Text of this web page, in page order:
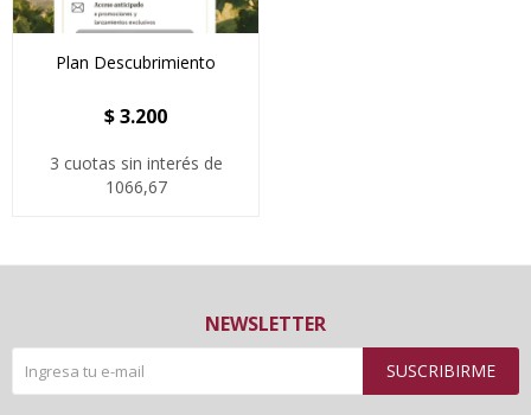
Plan Descubrimiento
$3.200
3 cuotas sin interés de
1066,67
NEWSLETTER
SUSCRIBIRME